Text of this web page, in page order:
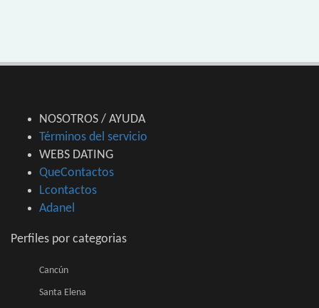
NOSOTROS / AYUDA
Términos del servicio
WEBS DATING
QueContactos
Lcontactos
Adanel
Perfiles por categorias
Cancún
Santa Elena